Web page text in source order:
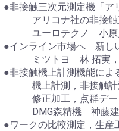
●非接触三次元測定機「ア
アリコナ社の非接触三
ユーロテクノ 小原
●インライン市場へ 新し
ミツトヨ 林 拓実，金
●非接触機上計測機能によ
機上計測，非接触計
修正加工，点群デー
DMG森精機 神藤建太
●ワークの比較測定，生産